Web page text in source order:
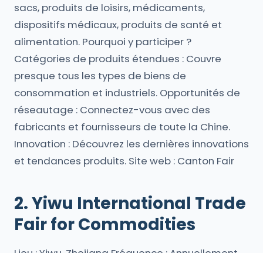
sacs, produits de loisirs, médicaments,
dispositifs médicaux, produits de santé et
alimentation. Pourquoi y participer ?
Catégories de produits étendues : Couvre
presque tous les types de biens de
consommation et industriels. Opportunités de
réseautage : Connectez-vous avec des
fabricants et fournisseurs de toute la Chine.
Innovation : Découvrez les dernières innovations
et tendances produits. Site web : Canton Fair
2. Yiwu International Trade
Fair for Commodities